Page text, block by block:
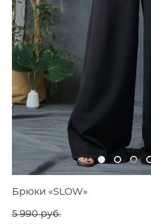
Брюки «SLOW»
5 990 pуб.